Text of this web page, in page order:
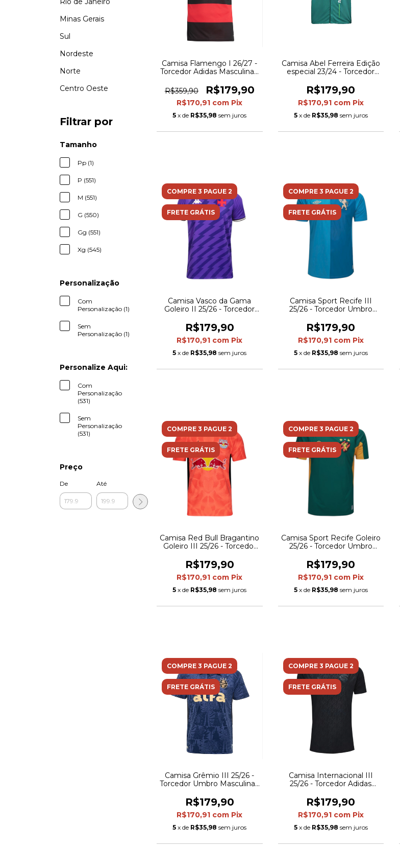
Minas Gerais
Sul
Nordeste
Norte
Centro Oeste
Filtrar por
Tamanho
Pp (1)
P (551)
M (551)
G (550)
Gg (551)
Xg (545)
Personalização
Com
Personalização (1)
Sem
Personalização (1)
Personalize Aqui:
Com
Personalização
(531)
Sem
Personalização
(531)
Preço
De Até
Camisa Flamengo I 26/27 -
Torcedor Adidas Masculina -
R$359,90
R$179,90
R$170,91 com Pix
5 x de R$35,98 sem juros
Camisa Abel Ferreira Edição
especial 23/24 - Torcedor
com detalhes em branco e
vermelho
R$179,90
R$170,91 com Pix
5 x de R$35,98 sem juros
COMPRE 3 PAGUE 2
FRETE GRÁTIS
Camisa Vasco da Gama
Goleiro II 25/26 - Torcedor
R$179,90
R$170,91 com Pix
5 x de R$35,98 sem juros
COMPRE 3 PAGUE 2
FRETE GRÁTIS
Camisa Sport Recife III
25/26 - Torcedor Umbro
R$179,90
R$170,91 com Pix
5 x de R$35,98 sem juros
COMPRE 3 PAGUE 2
FRETE GRÁTIS
Camisa Red Bull Bragantino
Goleiro III 25/26 - Torcedor
R$179,90
R$170,91 com Pix
5 x de R$35,98 sem juros
COMPRE 3 PAGUE 2
FRETE GRÁTIS
Camisa Sport Recife Goleiro
25/26 - Torcedor Umbro
R$179,90
R$170,91 com Pix
5 x de R$35,98 sem juros
COMPRE 3 PAGUE 2
FRETE GRÁTIS
Camisa Grêmio III 25/26 -
Torcedor Umbro Masculina -
R$179,90
R$170,91 com Pix
5 x de R$35,98 sem juros
COMPRE 3 PAGUE 2
FRETE GRÁTIS
Camisa Internacional III
25/26 - Torcedor Adidas
R$179,90
R$170,91 com Pix
5 x de R$35,98 sem juros